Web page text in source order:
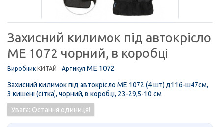
Захисний килимок під автокрісло
ME 1072 чорний, в коробці
Виробник КИТАЙ Артикул ME 1072
Захисний килимок під автокрісло ME 1072 (4 шт) д116-ш47см,
3 кишені (сітка), чорний, в коробці, 23-29,5-10 см
Увага: Остання одиниця!